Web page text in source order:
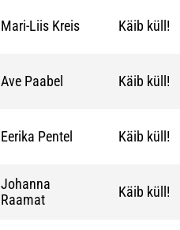
Mari-Liis Kreis Käib küll!
Ave Paabel Käib küll!
Eerika Pentel Käib küll!
Johanna
Raamat
Käib küll!